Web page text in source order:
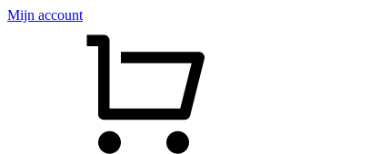
Mijn account